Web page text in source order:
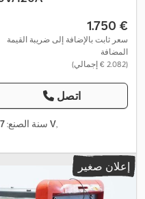
‏1.750 €
سعر ثابت بالإضافة إلى ضريبة القيمة
المضافة
(‏2.082 € إجمالي)
اتصل
سنة الصنع: 80 V,
إعلان صغير